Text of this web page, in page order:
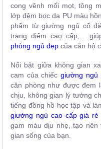
cong vênh mối mọt, tông
lớp đệm bọc da PU màu
phẩm từ giường ngủ cổ
trang điểm cao cấp,...
phòng ngủ đẹp của căn hộ
Nổi bật giữa không gian
cam của chiếc giường ngủ
căn phòng như được đem
chịu, không gian lý tưởng
tiếng đồng hồ học tập và
giường ngủ cao cấp giá rẻ
gam màu dịu nhẹ, tạo
gian sống của bạn.